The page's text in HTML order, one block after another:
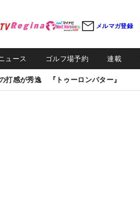
メルマガ登録
ュース ゴルフ場予約 連載
打感が秀逸 『トゥーロンパター』